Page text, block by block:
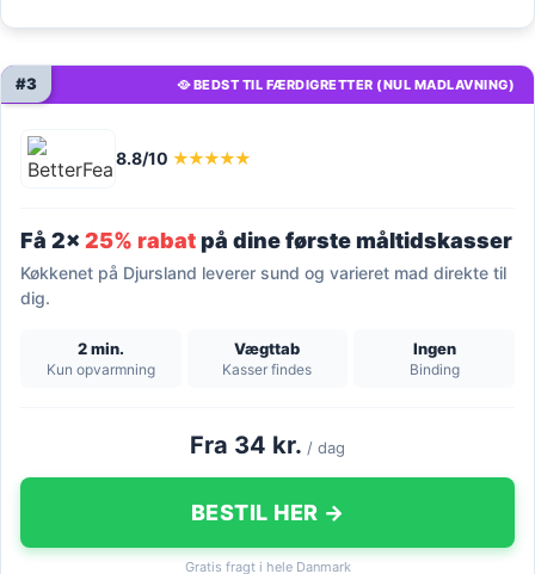
🥘 BEDST TIL FÆRDIGRETTER (NUL MADLAVNING)
#3
8.8/10 ★★★★★
Få 2x 25% rabatpå dine første måltidskasser
Køkkenet på Djursland leverer sund og varieret mad direkte til
dig.
2 min.
Kun opvarmning
Vægttab
Kasser findes
Ingen
Binding
Fra 34 kr. / dag
BESTIL HER →
Gratis fragt i hele Danmark